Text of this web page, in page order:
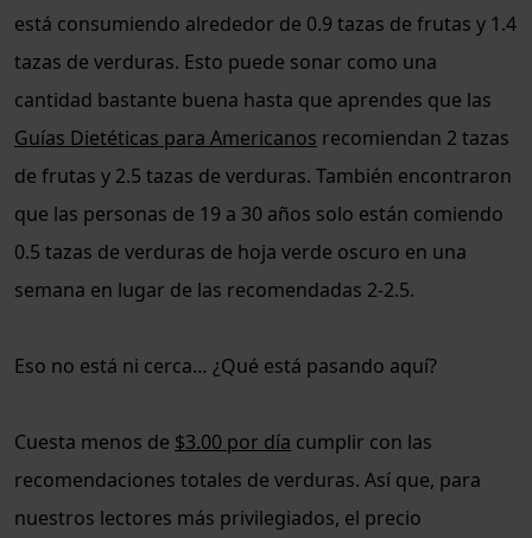
está consumiendo alrededor de 0.9 tazas de frutas y 1.4
tazas de verduras. Esto puede sonar como una
cantidad bastante buena hasta que aprendes que las
Guías Dietéticas para Americanos recomiendan 2 tazas
de frutas y 2.5 tazas de verduras. También encontraron
que las personas de 19 a 30 años solo están comiendo
0.5 tazas de verduras de hoja verde oscuro en una
semana en lugar de las recomendadas 2-2.5.
Eso no está ni cerca… ¿Qué está pasando aquí?
Cuesta menos de $3.00 por día cumplir con las
recomendaciones totales de verduras. Así que, para
nuestros lectores más privilegiados, el precio